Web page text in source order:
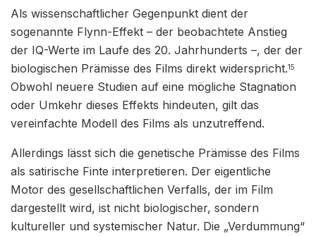
Als wissenschaftlicher Gegenpunkt dient der
sogenannte Flynn-Effekt – der beobachtete Anstieg
der IQ-Werte im Laufe des 20. Jahrhunderts –, der der
biologischen Prämisse des Films direkt widerspricht.15
Obwohl neuere Studien auf eine mögliche Stagnation
oder Umkehr dieses Effekts hindeuten, gilt das
vereinfachte Modell des Films als unzutreffend.
Allerdings lässt sich die genetische Prämisse des Films
als satirische Finte interpretieren. Der eigentliche
Motor des gesellschaftlichen Verfalls, der im Film
dargestellt wird, ist nicht biologischer, sondern
kultureller und systemischer Natur. Die „Verdummung“